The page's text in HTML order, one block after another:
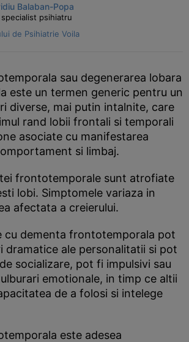
Balaban-Popa
psihiatru
de Psihiatrie Voila
sau degenerarea lobara
este un termen generic pentru un
diverse, mai putin intalnite, care
rand lobii frontali si temporali
asociate cu manifestarea
si limbaj.
frontotemporale sunt atrofiate
lobi. Simptomele variaza in
afectata a creierului.
cu dementa frontotemporala pot
dramatice ale personalitatii si pot
socializare, pot fi impulsivi sau
emotionale, in timp ce altii
de a folosi si intelege
este adesea